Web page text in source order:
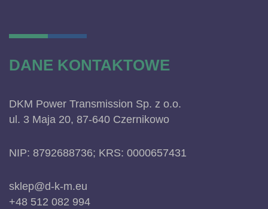
DANE KONTAKTOWE
DKM Power Transmission Sp. z o.o.
ul. 3 Maja 20, 87-640 Czernikowo
NIP: 8792688736; KRS: 0000657431
sklep@d-k-m.eu
+48 512 082 994